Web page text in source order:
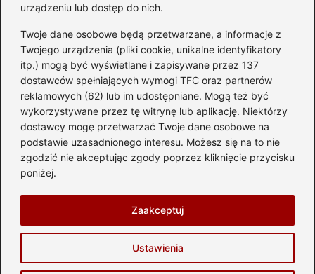
urządzeniu lub dostęp do nich.
Twoje dane osobowe będą przetwarzane, a informacje z
Twojego urządzenia (pliki cookie, unikalne identyfikatory
itp.) mogą być wyświetlane i zapisywane przez 137
dostawców spełniających wymogi TFC oraz partnerów
reklamowych (62) lub im udostępniane. Mogą też być
wykorzystywane przez tę witrynę lub aplikację. Niektórzy
dostawcy mogę przetwarzać Twoje dane osobowe na
podstawie uzasadnionego interesu. Możesz się na to nie
zgodzić nie akceptując zgody poprzez kliknięcie przycisku
poniżej.
Ustawienia
Zaakceptuj
Kategorie
Akumulator(74)
Benzyna i Diesel(87)
Motocykle(49)
Opony(81)
Prawo jazdy(77)
Samochody(237)
Silnik(83)
Prywatność
Zasady użytkowania
Napisz do nas